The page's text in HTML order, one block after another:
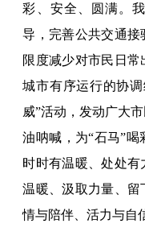
彩、安全、圆满。
导，完善公共交通接
限度减少对市民日
城市有序运行的协
威”活动，发动广大
油呐喊，为“石马”喝
时时有温暖、处处
温暖、汲取力量、
情与陪伴、活力与自